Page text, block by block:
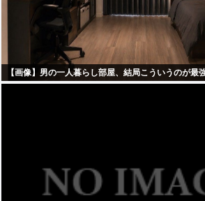
【画像】男の一人暮らし部屋、結局こういうのが最